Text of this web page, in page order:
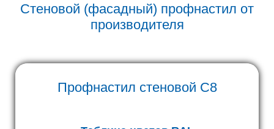
Стеновой (фасадный) профнастил от
производителя
Профнастил стеновой С8